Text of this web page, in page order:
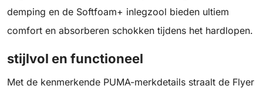
demping en de Softfoam+ inlegzool bieden ultiem
comfort en absorberen schokken tijdens het hardlopen.
stijlvol en functioneel
Met de kenmerkende PUMA-merkdetails straalt de Flyer